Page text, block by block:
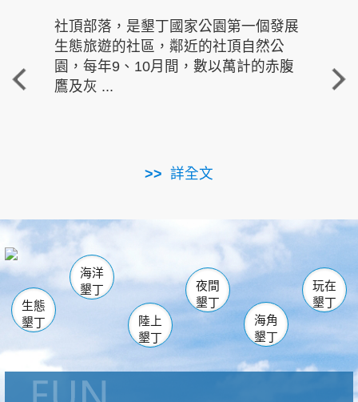
社頂部落，是墾丁國家公園第一個發展
生態旅遊的社區，鄰近的社頂自然公
園，每年9、10月間，數以萬計的赤腹
鷹及灰 ...
詳全文
重
走進
南仁湖
海生館
恆春 佳樂水
龍鑾潭自然中心 森林遊樂區
瓊麻館
關山 墾管處遊客中心
社頂公園 風吹沙
船帆石
白砂 龍磐公園
香蕉灣
砂島
鵝鑾鼻
生態
墾丁
海洋
墾丁
陸上
墾丁
夜間
墾丁
海角
墾丁
玩在
墾丁